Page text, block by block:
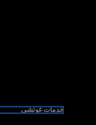
خدمات غوتشي